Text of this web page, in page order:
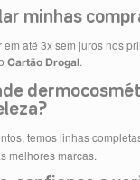
minhas
até 3x sem juros nos
Cartão Drogal .
temos linhas
melhores marcas.